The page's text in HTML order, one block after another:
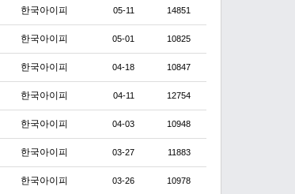
한국아이피 05-11 14851
한국아이피 05-01 10825
한국아이피 04-18 10847
한국아이피 04-11 12754
한국아이피 04-03 10948
한국아이피 03-27 11883
한국아이피 03-26 10978